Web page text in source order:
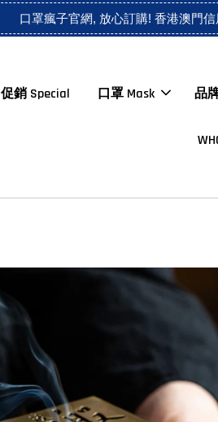
口罩瘋子官網, 放心訂購! 香港澳門
促銷 Special 口罩 Mask 品